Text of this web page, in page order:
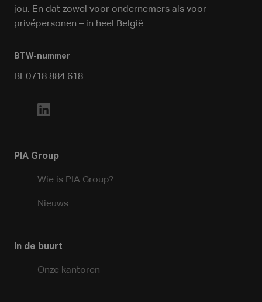
jou. En dat zowel voor ondernemers als voor
privépersonen – in heel België.
BTW-nummer
BE0718.884.618
PIA Group
Wie is PIA Group?
Nieuws
In de buurt
Onze kantoren